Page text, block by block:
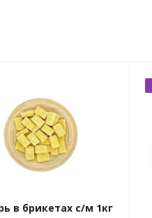
в брикетах с/м 1кг